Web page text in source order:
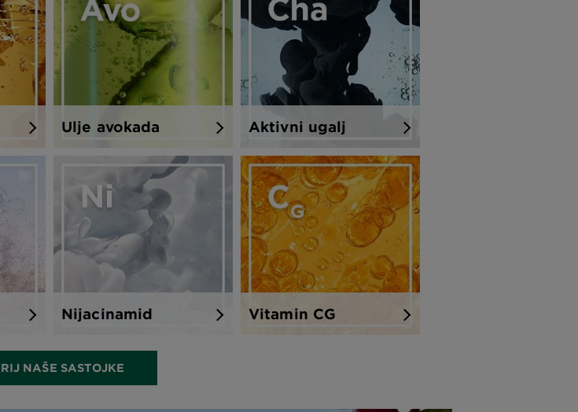
Ulje avokada Aktivni ugalj
Nijacinamid Vitamin CG
NAŠE SASTOJKE